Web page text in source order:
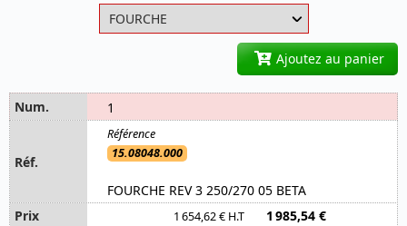
Ajoutez au panier
1
15.08048.000
FOURCHE REV 3 250/270 05 BETA
1 654,62 € H.T 1 985,54 €